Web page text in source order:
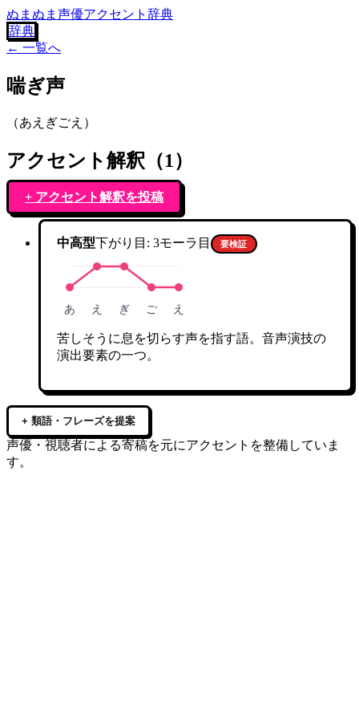
ぬまぬま声優アクセント辞典
辞典
← 一覧へ
喘ぎ声
（あえぎごえ ）
アクセント解釈（1）
+ アクセント解釈を投稿
中高型下がり目: 3モーラ目 要検証
あ え ぎ ご え
苦しそうに息を切らす声を指す語。音声演技の
演出要素の一つ。
+ 類語・フレーズを提案
声優・視聴者による寄稿を元にアクセントを整備していま
す。